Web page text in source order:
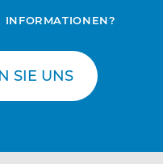
INFORMATIONEN?
SIE UNS